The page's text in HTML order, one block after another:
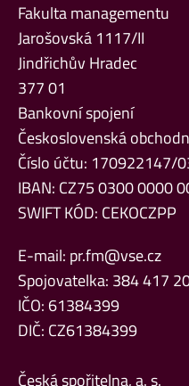
Fakulta managementu
Jarošovská 1117/II
Jindřichův Hradec
377 01
Bankovní spojení
Československá
Číslo účtu: 170922147/
IBAN: CZ75 0300 0000
SWIFT KÓD: CEKOCZPP
E-mail: pr.fm@vse.cz
Spojovatelka: 384 417
IČO: 61384399
DIČ: CZ61384399
Česká spořitelna, a. s.